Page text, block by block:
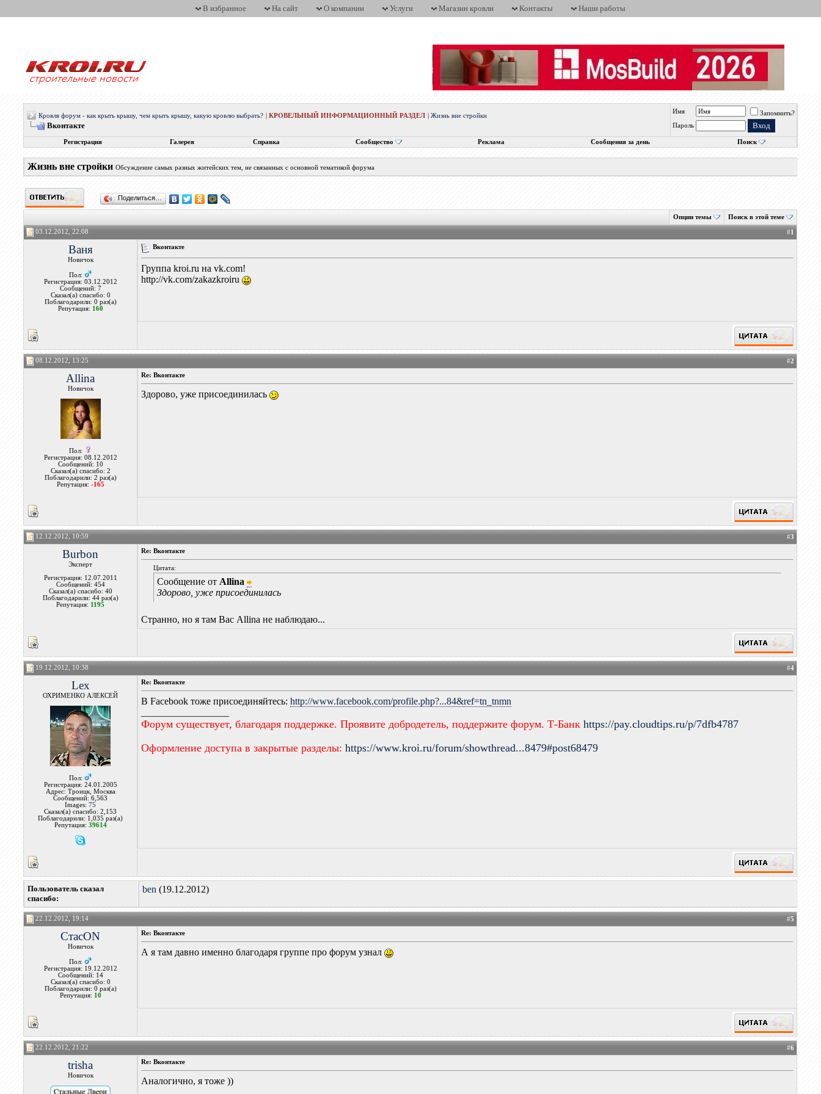
В избранное На сайт О компании Услуги Магазин кровли Контакты Наши работы
Кровля форум - как крыть крышу, чем крыть крышу, какую кровлю выбрать? |КРОВЕЛЬНЫЙ ИНФОРМАЦИОННЫЙ РАЗДЕЛ |Жизнь вне стройки
Вконтакте
Имя
Запомнить?
Пароль
Регистрация Галерея Справка Сообщество Реклама Сообщения за день Поиск
Жизнь вне стройки Обсуждение самых разных житейских тем, не связанных с основной тематикой форума
Поделиться…
Опции темы Поиск в этой теме
03.12.2012, 22:08 #1
Ваня
Новичок
Пол:
Регистрация: 03.12.2012
Сообщений: 7
Сказал(а) спасибо: 0
Поблагодарили: 0 раз(а)
Репутация: 160
Вконтакте
Группа kroi.ru на vk.com!
http://vk.com/zakazkroiru
08.12.2012, 13:25 #2
Allina
Новичок
Пол:
Регистрация: 08.12.2012
Сообщений: 10
Сказал(а) спасибо: 2
Поблагодарили: 2 раз(а)
Репутация: -165
Re: Вконтакте
Здорово, уже присоединилась
12.12.2012, 10:59 #3
Burbon
Эксперт
Регистрация: 12.07.2011
Сообщений: 454
Сказал(а) спасибо: 40
Поблагодарили: 44 раз(а)
Репутация: 1195
Re: Вконтакте
Цитата:
Сообщение от Allina
Здорово, уже присоединилась
Странно, но я там Вас Allina не наблюдаю...
19.12.2012, 10:38 #4
Lex
ОХРИМЕНКО АЛЕКСЕЙ
Пол:
Регистрация: 24.01.2005
Адрес: Троицк, Москва
Сообщений: 6,563
Images:75
Сказал(а) спасибо: 2,153
Поблагодарили: 1,035 раз(а)
Репутация: 39614
Re: Вконтакте
В Facebook тоже присоединяйтесь:http://www.facebook.com/profile.php?...84&ref=tn_tnmn
Форум существует, благодаря поддержке. Проявите добродетель, поддержите форум. Т-Банкhttps://pay.cloudtips.ru/p/7dfb4787
Оформление доступа в закрытые разделы:https://www.kroi.ru/forum/showthread...8479#post68479
Пользователь сказал
cпасибо:
ben (19.12.2012)
22.12.2012, 19:14 #5
СтасON
Новичок
Пол:
Регистрация: 19.12.2012
Сообщений: 14
Сказал(а) спасибо: 0
Поблагодарили: 0 раз(а)
Репутация: 10
Re: Вконтакте
А я там давно именно благодаря группе про форум узнал
22.12.2012, 21:22 #6
trisha
Новичок
Re: Вконтакте
Аналогично, я тоже ))